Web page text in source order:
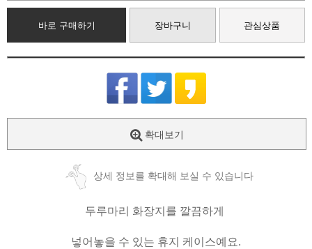
바로 구매하기 장바구니 관심상품
확대보기
상세 정보를 확대해 보실 수 있습니다
두루마리 화장지를 깔끔하게
넣어놓을 수 있는 휴지 케이스예요.